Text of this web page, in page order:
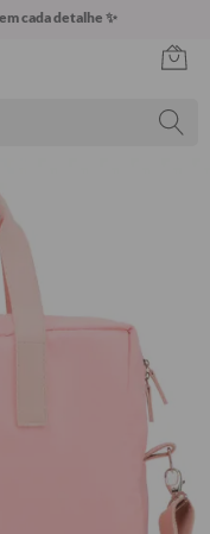
cada detalhe ✨